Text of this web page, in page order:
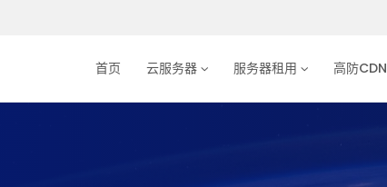
首页 云服务器 服务器租用 高防CDN